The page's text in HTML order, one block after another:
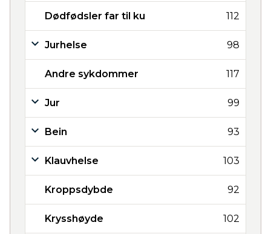
Dødfødsler far til ku 112
Jurhelse 98
Andre sykdommer 117
Jur 99
Bein 93
Klauvhelse 103
Kroppsdybde 92
Krysshøyde 102